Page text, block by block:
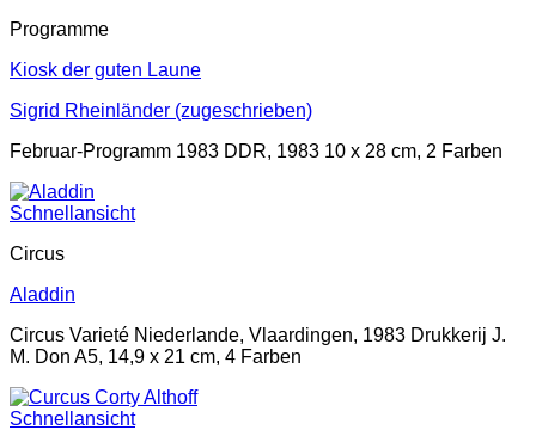
Programme
Kiosk der guten Laune
Sigrid Rheinländer (zugeschrieben)
Februar-Programm 1983 DDR, 1983 10 x 28 cm, 2 Farben
Schnellansicht
Circus
Aladdin
Circus Varieté Niederlande, Vlaardingen, 1983 Drukkerij J.
M. Don A5, 14,9 x 21 cm, 4 Farben
Schnellansicht